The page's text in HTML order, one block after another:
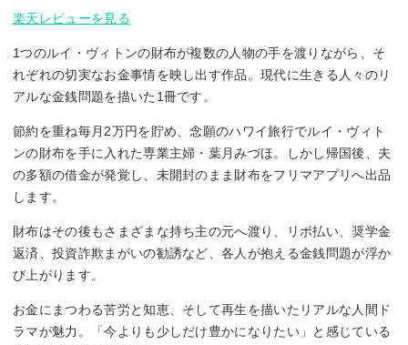
楽天レビューを見る
1つのルイ・ヴィトンの財布が複数の人物の手を渡りながら、そ
れぞれの切実なお金事情を映し出す作品。現代に生きる人々のリ
アルな金銭問題を描いた1冊です。
節約を重ね毎月2万円を貯め、念願のハワイ旅行でルイ・ヴィト
ンの財布を手に入れた専業主婦・葉月みづほ。しかし帰国後、夫
の多額の借金が発覚し、未開封のまま財布をフリマアプリへ出品
します。
財布はその後もさまざまな持ち主の元へ渡り、リボ払い、奨学金
返済、投資詐欺まがいの勧誘など、各人が抱える金銭問題が浮か
び上がります。
お金にまつわる苦労と知恵、そして再生を描いたリアルな人間ド
ラマが魅力。「今よりも少しだけ豊かになりたい」と感じている